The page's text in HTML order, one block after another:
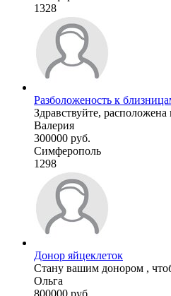
1328
Разболоженость к
Здравствуйте,
Валерия
300000 руб.
Симферополь
1298
Донор яйцеклеток
Стану вашим донором ,
Ольга
800000 руб.